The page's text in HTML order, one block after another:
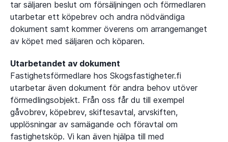
tar säljaren beslut om försäljningen och förmedlaren
utarbetar ett köpebrev och andra nödvändiga
dokument samt kommer överens om arrangemanget
av köpet med säljaren och köparen.
Utarbetandet av dokument
Fastighetsförmedlare hos Skogsfastigheter.fi
utarbetar även dokument för andra behov utöver
förmedlingsobjekt. Från oss får du till exempel
gåvobrev, köpebrev, skiftesavtal, arvskiften,
upplösningar av samägande och föravtal om
fastighetsköp. Vi kan även hjälpa till med